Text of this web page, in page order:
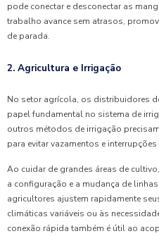
pode conectar e desconectar as
trabalho avance sem atrasos,
de parada.
2. Agricultura e Irrigação
No setor agrícola, os distribuidores
papel fundamental no sistema de
outros métodos de irrigação
para evitar vazamentos e
Ao cuidar de grandes áreas de
a configuração e a mudança de
agricultores ajustem rapidamente
climáticas variáveis ou às
conexão rápida também é útil ao